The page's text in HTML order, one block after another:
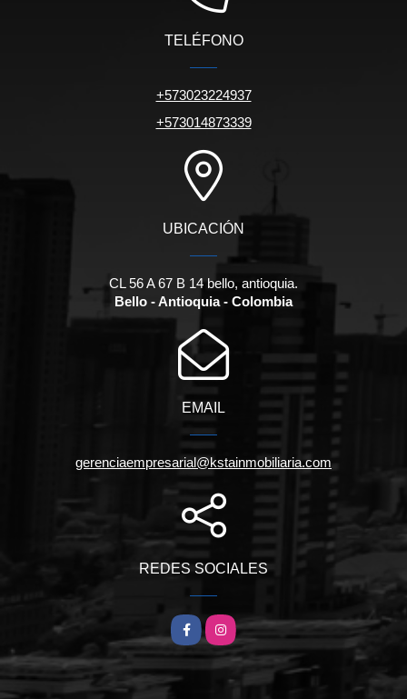
TELÉFONO
+573023224937
+573014873339
UBICACIÓN
CL 56 A 67 B 14 bello, antioquia.
Bello - Antioquia - Colombia
EMAIL
gerenciaempresarial@kstainmobiliaria.com
REDES SOCIALES
FacebookInstagram